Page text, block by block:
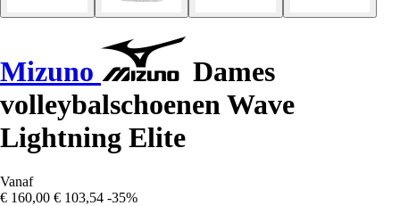
Mizuno
Dames
volleybalschoenen Wave
Lightning Elite
Vanaf
€ 160,00 € 103,54 -35%